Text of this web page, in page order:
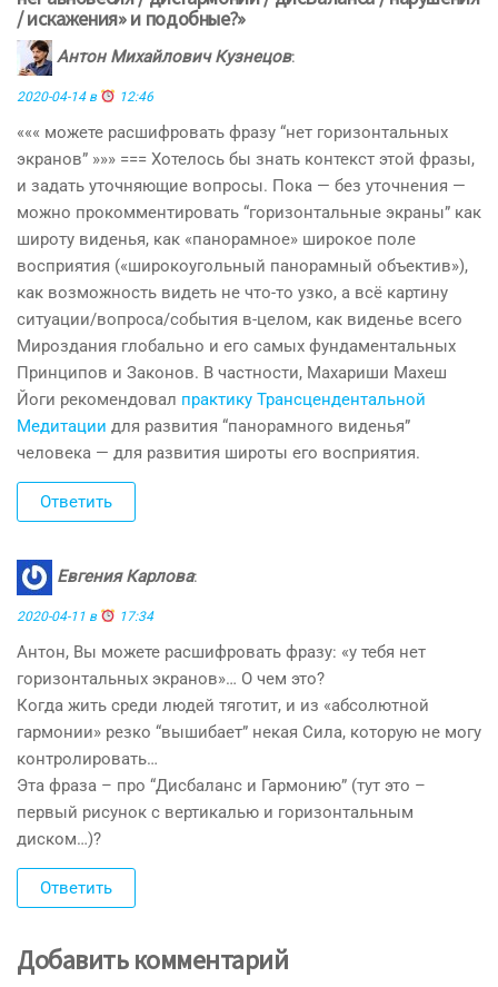
/ искажения» и подобные?»
Антон Михайлович Кузнецов:
2020-04-14 в 12:46
««« можете расшифровать фразу “нет горизонтальных
экранов” »»» === Хотелось бы знать контекст этой фразы,
и задать уточняющие вопросы. Пока — без уточнения —
можно прокомментировать “горизонтальные экраны” как
широту виденья, как «панорамное» широкое поле
восприятия («широкоугольный панорамный объектив»),
как возможность видеть не что-то узко, а всё картину
ситуации/вопроса/события в-целом, как виденье всего
Мироздания глобально и его самых фундаментальных
Принципов и Законов. В частности, Махариши Махеш
Йоги рекомендовал практику Трансцендентальной
Медитации для развития “панорамного виденья”
человека — для развития широты его восприятия.
Ответить
Евгения Карлова:
2020-04-11 в 17:34
Антон, Вы можете расшифровать фразу: «у тебя нет
горизонтальных экранов»… О чем это?
Когда жить среди людей тяготит, и из «абсолютной
гармонии» резко “вышибает” некая Сила, которую не могу
контролировать…
Эта фраза – про “Дисбаланс и Гармонию” (тут это –
первый рисунок с вертикалью и горизонтальным
диском…)?
Ответить
Добавить комментарий